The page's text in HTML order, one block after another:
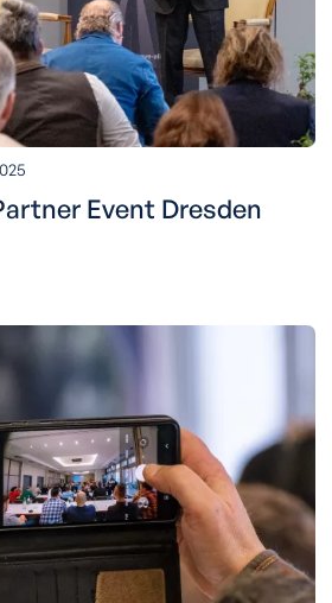
Event Dresden